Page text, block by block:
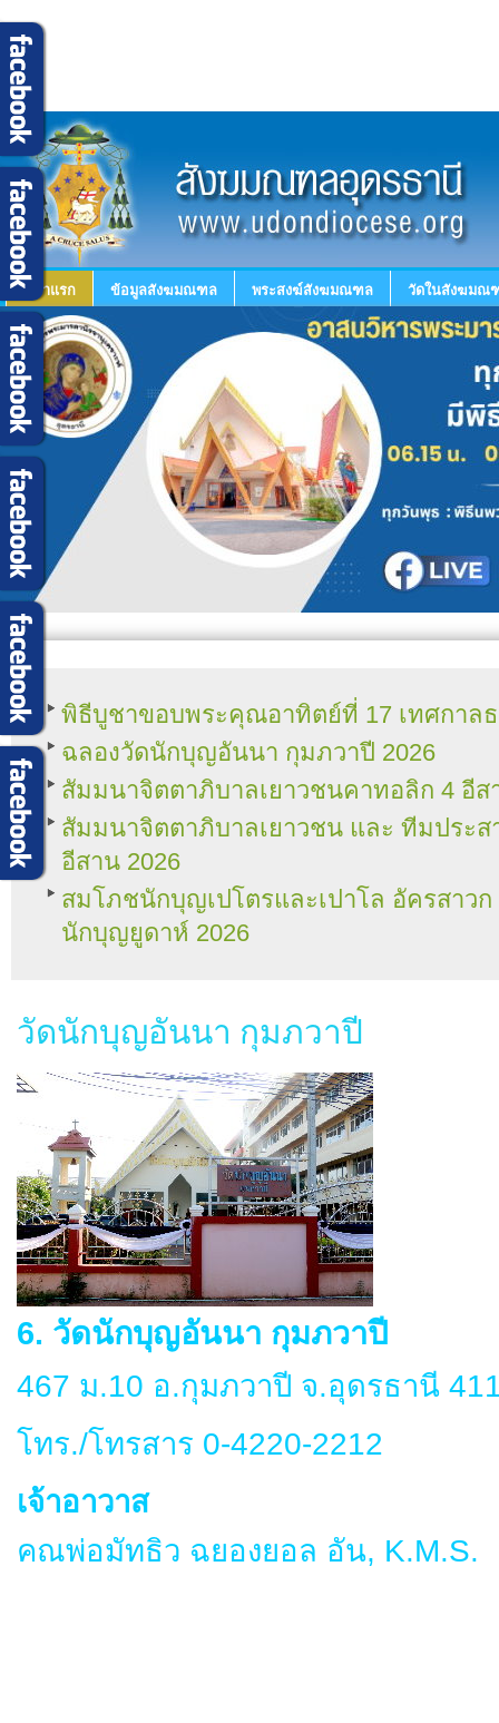
หน้าแรก ข้อมูลสังฆมณฑล พระสงฆ์สังฆมณฑล วัดในสังฆมณ
พิธีบูชาขอบพระคุณอาทิตย์ที่ 17 เทศกาลธ
ฉลองวัดนักบุญอันนา กุมภวาปี 2026
สัมมนาจิตตาภิบาลเยาวชนคาทอลิก 4 อีส
สัมมนาจิตตาภิบาลเยาวชน และ ทีมประส
อีสาน 2026
สมโภชนักบุญเปโตรและเปาโล อัครสาวก
นักบุญยูดาห์ 2026
วัดนักบุญอันนา กุมภวาปี
6. วัดนักบุญอันนา กุมภวาปี
467 ม.10 อ.กุมภวาปี จ.อุดรธานี
โทร./โทรสาร 0-4220-2212
เจ้าอาวาส
คณพ่อมัทธิว ฉยองยอล อัน, K.M.S.